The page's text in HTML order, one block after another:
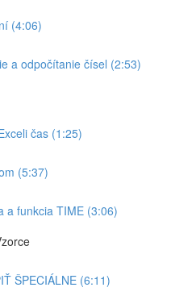
(4:06)
a odpočítanie čísel (2:53)
čas (1:25)
(5:37)
a funkcia TIME (3:06)
ŠPECIÁLNE (6:11)